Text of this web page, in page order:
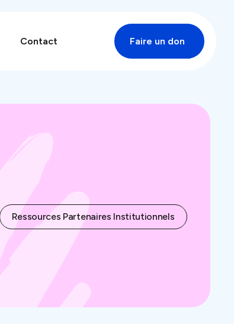
Contact
Faire un don
Ressources Partenaires Institutionnels